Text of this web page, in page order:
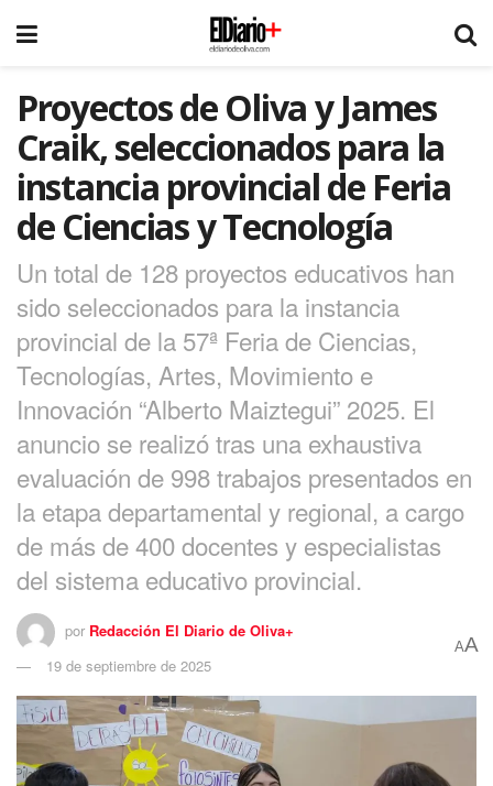
Proyectos de Oliva y James
Craik, seleccionados para la
instancia provincial de Feria
de Ciencias y Tecnología
Un total de 128 proyectos educativos han
sido seleccionados para la instancia
provincial de la 57ª Feria de Ciencias,
Tecnologías, Artes, Movimiento e
Innovación “Alberto Maiztegui” 2025. El
anuncio se realizó tras una exhaustiva
evaluación de 998 trabajos presentados en
la etapa departamental y regional, a cargo
de más de 400 docentes y especialistas
del sistema educativo provincial.
por Redacción El Diario de Oliva+
19 de septiembre de 2025
AA